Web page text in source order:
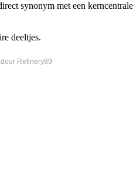
synonym met een kerncentrale
deeltjes.
Refinery89